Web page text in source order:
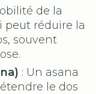
de la
peut réduire la
souvent
: Un asana
le dos